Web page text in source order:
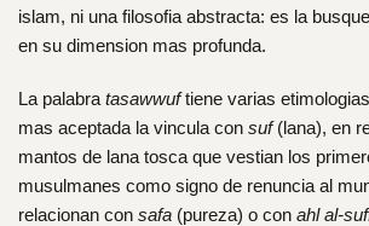
islam, ni una filosofia abstracta: es la
en su dimension mas profunda.
La palabra tasawwuftiene varias
mas aceptada la vincula con suf(lana), en
mantos de lana tosca que vestian los
musulmanes como signo de renuncia al
relacionan con safa (pureza) o con ahl al-